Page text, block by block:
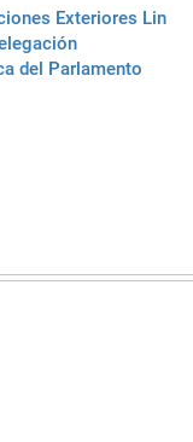
Exteriores Lin
del Parlamento